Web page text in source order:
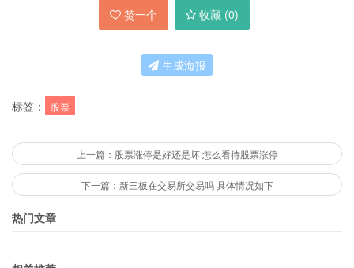
赞一个 收藏 (0)
生成海报
标签： 股票
上一篇：股票涨停是好还是坏 怎么看待股票涨停
下一篇：新三板在交易所交易吗 具体情况如下
热门文章